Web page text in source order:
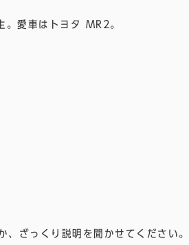
愛車はトヨタ MR2。
ざっくり説明を聞かせてください。